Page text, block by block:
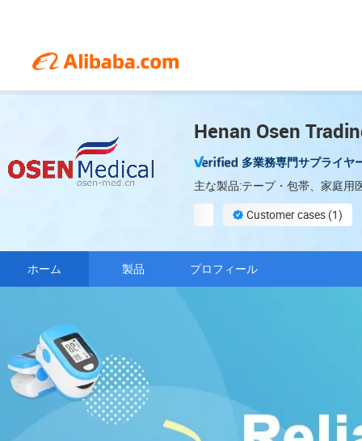
Henan Osen
多業務専門サプライヤ
主な製品:テープ・包帯、家庭用
Customer cases (1)
ホーム 製品 プロフィール